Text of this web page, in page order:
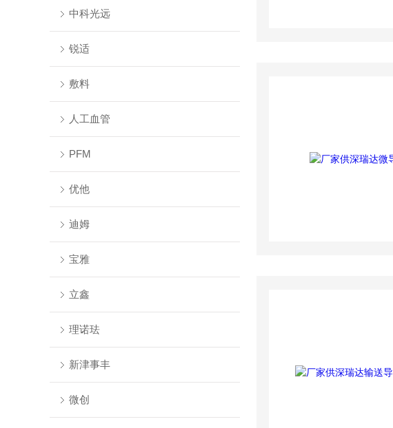
中科光远
锐适
敷料
人工血管
PFM
优他
迪姆
宝雅
立鑫
理诺珐
新津事丰
微创